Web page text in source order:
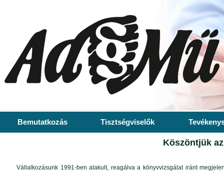
Bemutatkozás Tisztségviselők
Köszöntjük
Vállalkozásunk 1991-ben alakult, reagálva a könyvvizsgálat iránt